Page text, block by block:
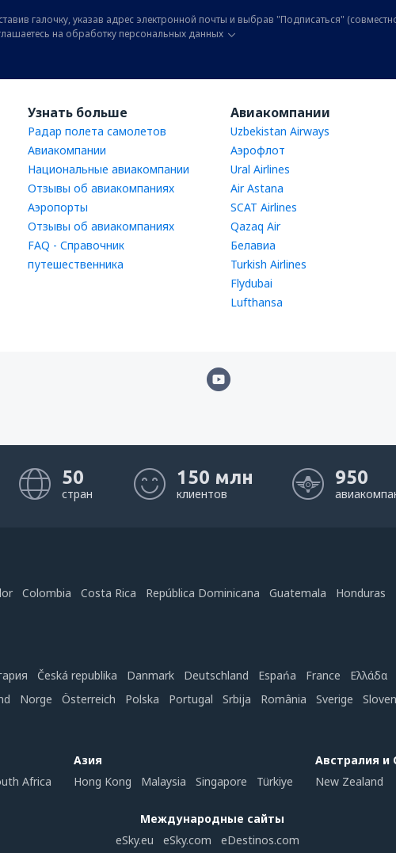
галочку, указав адрес электронной почты и выбрав "Подписаться"
на обработку персональных данных
Узнать больше
Радар полета самолетов
Авиакомпании
Национальные авиакомпании
Отзывы об авиакомпаниях
Аэропорты
Отзывы об авиакомпаниях
FAQ - Справочник
путешественника
Авиакомпании
Uzbekistan Airways
Аэрофлот
Ural Airlines
Air Astana
SCAT Airlines
Qazaq Air
Белавиа
Turkish Airlines
Flydubai
Lufthansa
50
стран
150 млн
клиентов
950
Colombia Costa Rica República Dominicana Guatemala Honduras
Česká republika Danmark Deutschland Espańa France
Ελλάδα
Norge Österreich Polska Portugal Srbija România Sverige
Africa
Азия
Hong Kong
Malaysia Singapore Türkiye
Австралия и
New Zealand
Международные сайты
eSky.eu
eSky.com eDestinos.com